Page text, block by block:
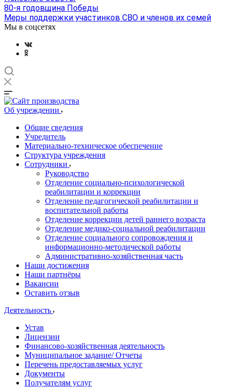
80-я годовщина Победы
Меры поддержки участинков СВО и членов их семей
Мы в соцсетях
Об учреждении
Общие сведения
Учредитель
Материально-техническое обеспечение
Структура учреждения
Сотрудники
Руководство
Отделение социально-психологической
реабилитации и коррекции
Отделение педагогической реабилитации и
воспитательной работы
Отделение коррекции детей раннего возраста
Отделение медико-социальной реабилитации
Отделение социального сопровождения и
информационно-методической работы
Административно-хозяйственная часть
Наши достижения
Наши партнёры
Вакансии
Оставить отзыв
Деятельность
Устав
Лицензии
Финансово-хозяйственная деятельность
Муниципальное задание/ Отчеты
Перечень предоставляемых услуг
Документы
Получателям услуг